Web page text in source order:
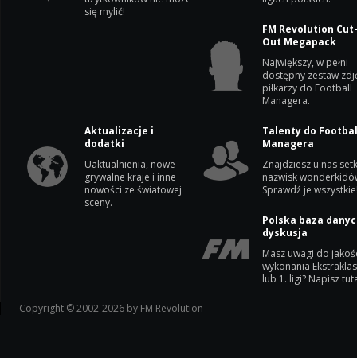
się mylić!
FM Revolution
Out Megapack
Największy, w pełni
dostępny zestaw
piłkarzy do Football
Managera.
Aktualizacje i
dodatki
Uaktualnienia, nowe
grywalne kraje i inne
nowości ze światowej
sceny.
Talenty do
Managera
Znajdziesz u nas
nazwisk
Sprawdź je
Polska baza
dyskusja
Masz uwagi do
wykonania
lub 1. ligi? Napisz
Copyright © 2002-2026 by FM Revolution